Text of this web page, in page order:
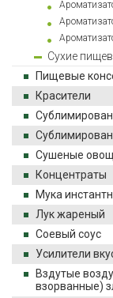
Сухие
Пищевые
Красители
Сушеные
Концентраты
Мука
Лук жареный
Соевый соус
Усилители
Вздутые
взорванные)